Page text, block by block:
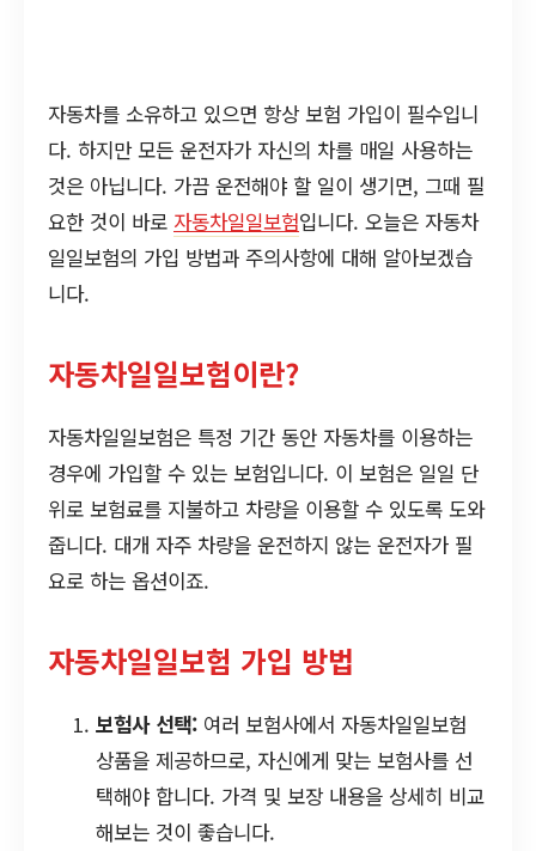
자동차를 소유하고 있으면 항상 보험 가입이 필수입니
다. 하지만 모든 운전자가 자신의 차를 매일 사용하는
것은 아닙니다. 가끔 운전해야 할 일이 생기면, 그때 필
요한 것이 바로 자동차일일보험입니다. 오늘은 자동차
일일보험의 가입 방법과 주의사항에 대해 알아보겠습
니다.
자동차일일보험이란?
자동차일일보험은 특정 기간 동안 자동차를 이용하는
경우에 가입할 수 있는 보험입니다. 이 보험은 일일 단
위로 보험료를 지불하고 차량을 이용할 수 있도록 도와
줍니다. 대개 자주 차량을 운전하지 않는 운전자가 필
요로 하는 옵션이죠.
자동차일일보험 가입 방법
보험사 선택: 여러 보험사에서 자동차일일보험
상품을 제공하므로, 자신에게 맞는 보험사를 선
택해야 합니다. 가격 및 보장 내용을 상세히 비교
해보는 것이 좋습니다.